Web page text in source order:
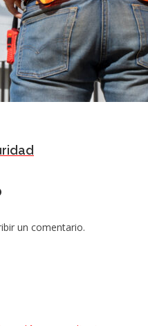
un comentario.